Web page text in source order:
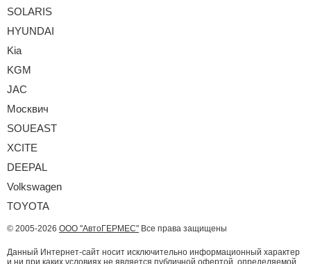
SOLARIS
HYUNDAI
Kia
KGM
JAC
Москвич
SOUEAST
XCITE
DEEPAL
Volkswagen
TOYOTA
© 2005-2026 ООО "АвтоГЕРМЕС" Все права защищены
Данный Интернет-сайт носит исключительно информационный характер
и ни при каких условиях не является публичной офертой, определяемой